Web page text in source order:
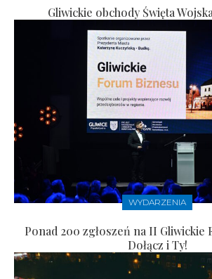
Gliwickie obchody Święta
WYDARZENIA
Ponad 200 zgłoszeń na II Gliwickie
Dołącz i Ty!